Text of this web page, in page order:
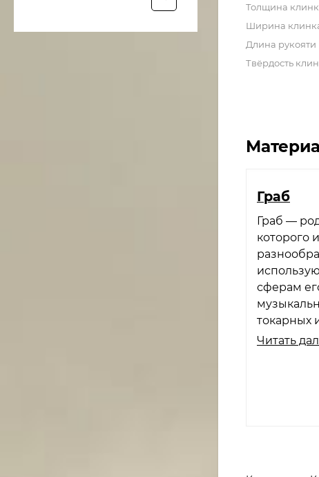
Толщина
Ширина
Длина рукояти
Твёрдость
Граб
Граб —
которого
сферам
токарных
Читать